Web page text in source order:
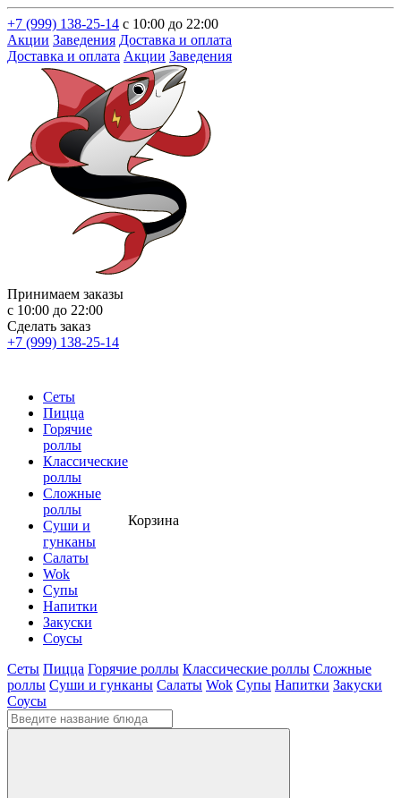
+7 (999) 138-25-14 с 10:00 до 22:00
Акции Заведения Доставка и оплата
Доставка и оплата Акции Заведения
Принимаем заказы
с 10:00 до 22:00
Сделать заказ
+7 (999) 138-25-14
Сеты
Пицца
Горячие
роллы
Классические
роллы
Сложные
роллы
Суши и
гунканы
Cалаты
Wok
Супы
Напитки
Закуски
Соусы
Корзина
Сеты Пицца Горячие роллы Классические роллы Сложные
роллы Суши и гунканы Cалаты Wok Супы Напитки Закуски
Соусы